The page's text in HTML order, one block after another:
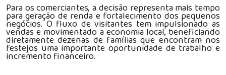
Para os comerciantes, a decisão representa mais tempo
para geração de renda e fortalecimento dos pequenos
negócios. O fluxo de visitantes tem impulsionado as
vendas e movimentado a economia local, beneficiando
diretamente dezenas de famílias que encontram nos
festejos uma importante oportunidade de trabalho e
incremento financeiro.